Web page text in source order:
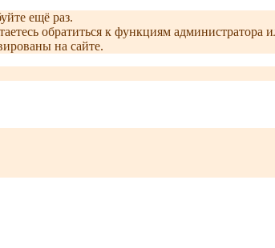
ещё раз.
обратиться к функциям
на сайте.